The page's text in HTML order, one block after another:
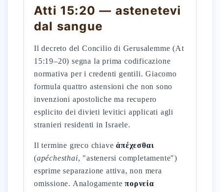
Atti 15:20 — astenetevi
dal sangue
Il decreto del Concilio di Gerusalemme (At
15:19–20) segna la prima codificazione
normativa per i credenti gentili. Giacomo
formula quattro astensioni che non sono
invenzioni apostoliche ma recupero
esplicito dei divieti levitici applicati agli
stranieri residenti in Israele.
Il termine greco chiaveἀπέχεσθαι
(apéchesthai, "astenersi completamente")
esprime separazione attiva, non mera
omissione. Analogamenteπορνεία